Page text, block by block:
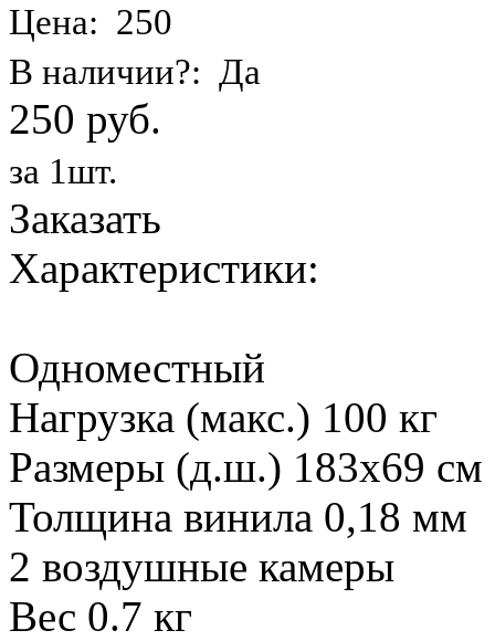
Цена: 250
В наличии?: Да
250 руб.
за 1шт.
Заказать
Характеристики:
Одноместный
Нагрузка (макс.) 100 кг
Размеры (д.ш.) 183х69 см
Толщина винила 0,18 мм
2 воздушные камеры
Вес 0.7 кг